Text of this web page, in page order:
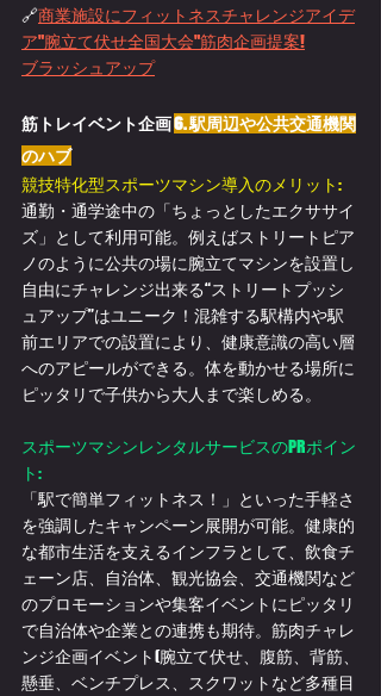
🔗商業施設にフィットネスチャレンジアイデ
ア"腕立て伏せ全国大会"筋肉企画提案!
ブラッシュアップ
筋トレイベント企画 6. 駅周辺や公共交通機関
のハブ
競技特化型スポーツマシン導入のメリット:
通勤・通学途中の「ちょっとしたエクササイ
ズ」として利用可能。例えばストリートピア
ノのように公共の場に腕立てマシンを設置し
自由にチャレンジ出来る“ストリートプッシ
ュアップ”はユニーク！混雑する駅構内や駅
前エリアでの設置により、健康意識の高い層
へのアピールができる。体を動かせる場所に
ピッタリで子供から大人まで楽しめる。
スポーツマシンレンタルサービスのPRポイン
ト:
「駅で簡単フィットネス！」といった手軽さ
を強調したキャンペーン展開が可能。健康的
な都市生活を支えるインフラとして、飲食チ
ェーン店、自治体、観光協会、交通機関など
のプロモーションや集客イベントにピッタリ
で自治体や企業との連携も期待。筋肉チャレ
ンジ企画イベント(腕立て伏せ、腹筋、背筋、
懸垂、ベンチプレス、スクワットなど多種目